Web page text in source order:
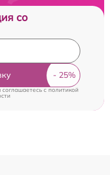
со
c политикой